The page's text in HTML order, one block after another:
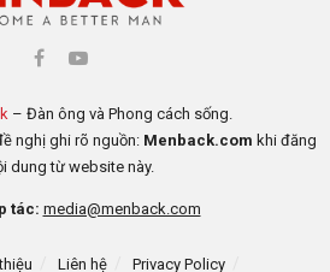
– Đàn ông và Phong cách sống.
nghị ghi rõ nguồn: Menback.com khi đăng
dung từ website này.
tác: media@menback.com
Liên hệ Privacy Policy